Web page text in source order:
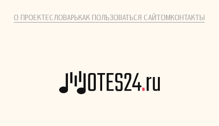
О ПРОЕКТЕСЛОВАРЬКАК ПОЛЬЗОВАТЬСЯ САЙТОМКОНТАКТЫ